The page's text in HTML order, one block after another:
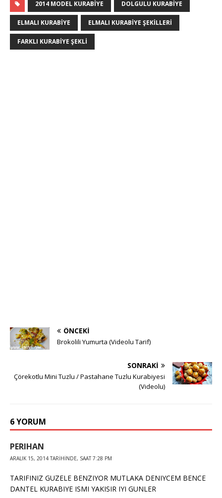
2014 MODEL KURABIYE DOLGULU KURABIYE
ELMALI KURABIYE ELMALI KURABIYE ŞEKILLERI
FARKLI KURABIYE ŞEKLI
ÖNCEKI
Brokolili Yumurta (Videolu Tarif)
SONRAKI
Çörekotlu Mini Tuzlu / Pastahane Tuzlu Kurabiyesi
(Videolu)
6 YORUM
PERIHAN
ARALIK 15, 2014 TARIHINDE, SAAT 7:28 PM
TARIFINIZ GUZELE BENZIYOR MUTLAKA DENIYCEM BENCE
DANTEL KURABIYE ISMI YAKISIR IYI GUNLER